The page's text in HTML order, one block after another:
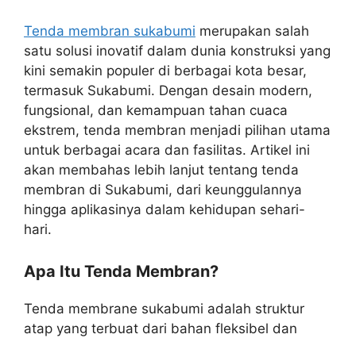
Tenda membran sukabumi merupakan salah
satu solusi inovatif dalam dunia konstruksi yang
kini semakin populer di berbagai kota besar,
termasuk Sukabumi. Dengan desain modern,
fungsional, dan kemampuan tahan cuaca
ekstrem, tenda membran menjadi pilihan utama
untuk berbagai acara dan fasilitas. Artikel ini
akan membahas lebih lanjut tentang tenda
membran di Sukabumi, dari keunggulannya
hingga aplikasinya dalam kehidupan sehari-
hari.
Apa Itu Tenda Membran?
Tenda membrane sukabumi adalah struktur
atap yang terbuat dari bahan fleksibel dan